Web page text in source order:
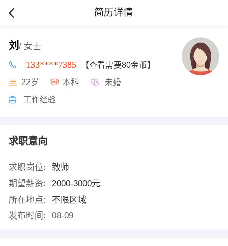
简历详情
刘 / 女士
133****7385 【查看需要80金币】
22岁 本科 未婚
工作经验
求职意向
求职岗位:
教师
期望薪资:
2000-3000元
所在地点:
不限区域
发布时间:
08-09